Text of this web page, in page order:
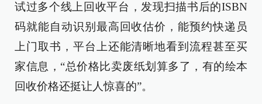
试过多个线上回收平台，发现扫描书后的ISBN
码就能自动识别最高回收估价，能预约快递员
上门取书，平台上还能清晰地看到流程甚至买
家信息，“总价格比卖废纸划算多了，有的绘本
回收价格还挺让人惊喜的”。